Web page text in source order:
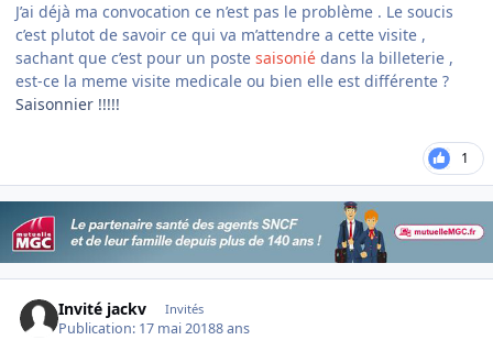
J’ai déjà ma convocation ce n’est pas le problème . Le soucis
c’est plutot de savoir ce qui va m’attendre a cette visite ,
sachant que c’est pour un poste saisonié dans la billeterie ,
est-ce la meme visite medicale ou bien elle est différente ?
Saisonnier !!!!!
1
Invité jackv Invités
Publication: 17 mai 20188 ans